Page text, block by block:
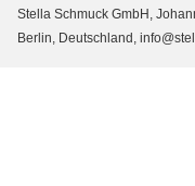
Stella Schmuck GmbH,
Berlin, Deutschland,